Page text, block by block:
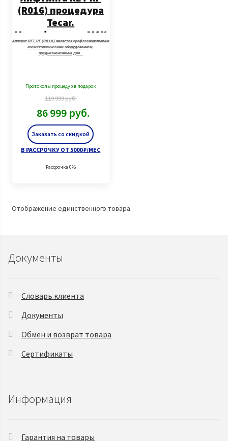
Заказать со скидкой
(R016) процедура
Tecar.
Модификация MAX
PRO
Аппарат RET RF (R016) является профессиональным
косметологическим оборудованием,
предназначенным для…
Протоколы процедур в подарок
119 999руб.
86 999 руб.
В РАССРОЧКУ ОТ 5000 ₽/МЕС
Рассрочка 0%
Отображение единственного товара
Документы
Словарь клиента
Документы
Обмен и возврат товара
Сертификаты
Информация
Гарантия на товары